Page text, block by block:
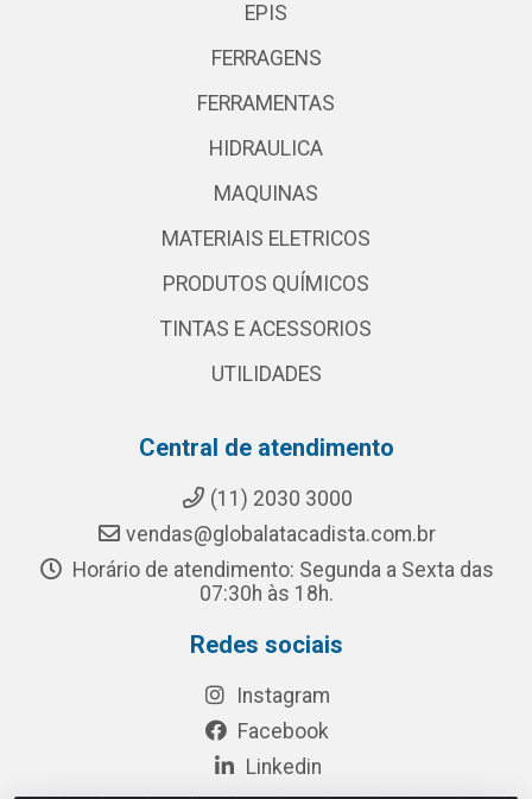
EPIS
FERRAGENS
FERRAMENTAS
HIDRAULICA
MAQUINAS
MATERIAIS ELETRICOS
PRODUTOS QUÍMICOS
TINTAS E ACESSORIOS
UTILIDADES
Central de atendimento
(11) 2030 3000
vendas@globalatacadista.com.br
Horário de atendimento: Segunda a Sexta das
07:30h às 18h.
Redes sociais
Instagram
Facebook
Linkedin